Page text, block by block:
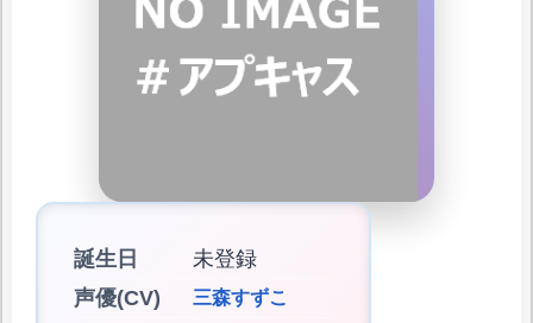
誕生日
未登録
声優(CV)
三森すずこ